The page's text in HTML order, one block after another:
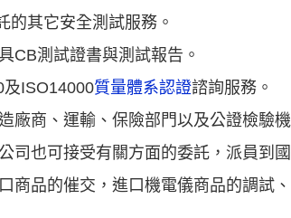
的其它安全測試服務。
CB測試證書與測試報告。
ISO14000質量體系認證諮詢服務。
廠商、運輸、保險部門以及公證檢驗
司也可接受有關方面的委託，派員到
商品的催交，進口機電儀商品的調試